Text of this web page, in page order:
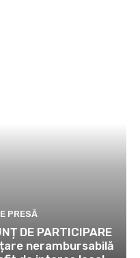
PRESĂ
DE PARTICIPARE
nerambursabilă